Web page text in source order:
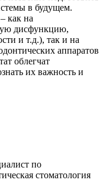
в будущем.
как на
дисфункцию,
и т.д.), так и на
аппаратов
облегчат
их важность и
по
стоматология